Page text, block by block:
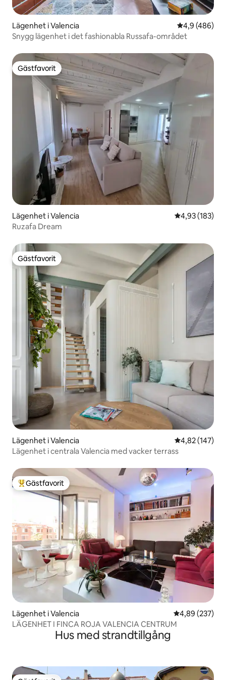
Lägenhet i Valencia 4,9 av 5 i
4,9 (486)
Snygg lägenhet i det fashionabla Russafa-området
Gästfavorit
Gästfavorit
Lägenhet i Valencia 4,93 av 5 i
4,93 (183)
Ruzafa Dream
Gästfavorit
Gästfavorit
Lägenhet i Valencia 4,82 av 5 i
4,82 (147)
Lägenhet i centrala Valencia med vacker terrass
Populär gästfavorit
Gästfavorit
Lägenhet i Valencia 4,89 av 5 i
4,89 (237)
LÄGENHET I FINCA ROJA VALENCIA CENTRUM
Hus med strandtillgång